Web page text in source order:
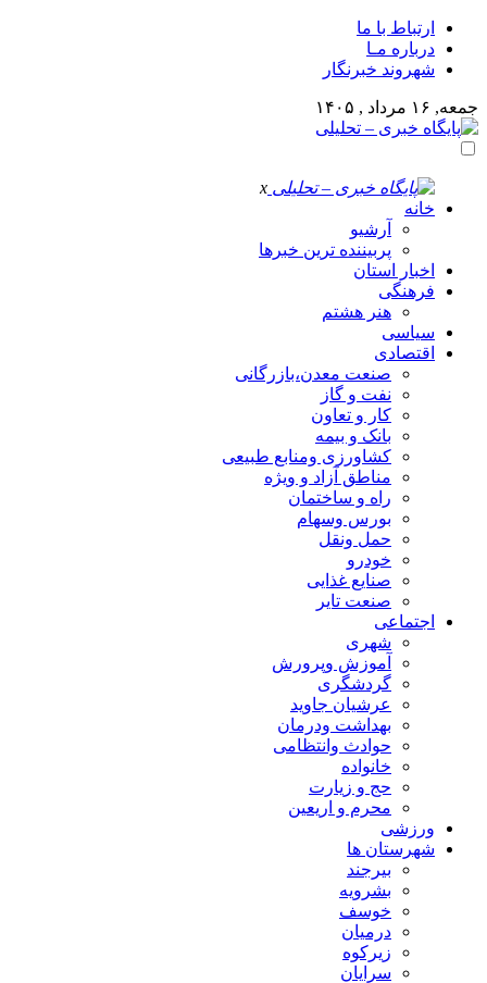
ارتباط با ما
درباره مـا
شهروند خبرنگار
جمعه, ۱۶ مرداد , ۱۴۰۵
x
خانه
آرشیو
پربیننده ترین خبرها
اخبار استان
فرهنگی
هنر هشتم
سیاسی
اقتصادی
صنعت معدن،بازرگانی
نفت و گاز
کار و تعاون
بانک و بیمه
کشاورزی ومنابع طبیعی
مناطق آزاد و ویژه
راه و ساختمان
بورس وسهام
حمل ونقل
خودرو
صنایع غذایی
صنعت تایر
اجتماعی
شهری
آموزش وپرورش
گردشگری
عرشیان جاوید
بهداشت ودرمان
حوادث وانتظامی
خانواده
حج و زیارت
محرم و اریعین
ورزشی
شهرستان ها
بیرجند
بشرویه
خوسف
درمیان
زیرکوه
سرایان